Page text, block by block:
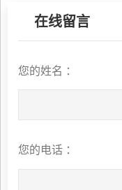
在线留言
您的姓名 ：
您的电话 ：